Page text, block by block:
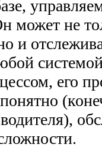
может не
и
его